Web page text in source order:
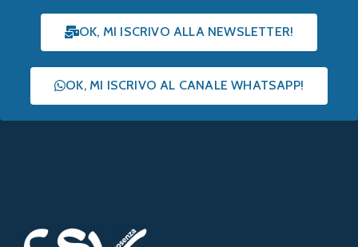
OK, MI ISCRIVO ALLA NEWSLETTER!
OK, MI ISCRIVO AL CANALE WHATSAPP!